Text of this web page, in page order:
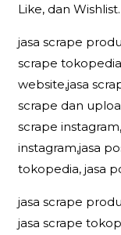
Like, dan
jasa scrape
scrape
website,jasa
scrape dan
scrape
instagram,jasa
tokopedia, jasa
jasa scrape
jasa scrape